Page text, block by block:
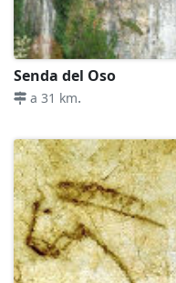
Senda del Oso
a 31 km.